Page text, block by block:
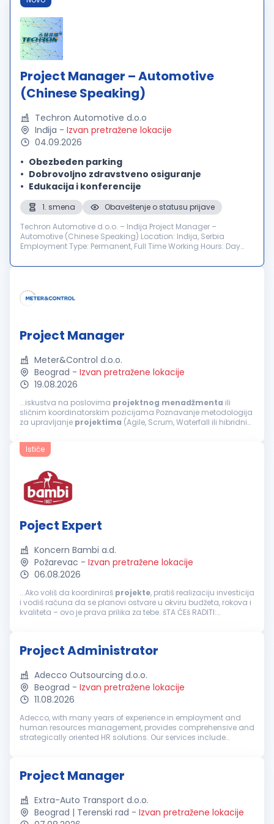
Project Manager – Automotive
(Chinese Speaking)
Techron Automotive d.o.o
Inđija - Izvan pretražene lokacije
04.09.2026
Obezbeđen parking
Dobrovoljno zdravstveno osiguranje
Edukacija i konferencije
1. smena
Obaveštenje o statusu prijave
Techron Automotive d.o.o. – Inđija Project Manager –
Automotive (Chinese Speaking) Location: Inđija, Serbia
Employment Type: Permanent, Full Time Working Hours: Day
About Us Techron Autom...
Project Manager
Meter&Control d.o.o.
Beograd - Izvan pretražene lokacije
19.08.2026
...iskustva na poslovima projektnog menadžmenta ili
sličnim koordinatorskim pozicijama Poznavanje metodologija
za upravljanje projektima (Agile, Scrum, Waterfall ili hibridni
prioritete i pažnju...
Ističe
Poject Expert
Koncern Bambi a.d.
Požarevac - Izvan pretražene lokacije
06.08.2026
...Ako voliš da koordiniraš projekte, pratiš realizaciju investicija
i vodiš računa da se planovi ostvare u okviru budžeta, rokova i
kvaliteta – ovo je prava prilika za tebe. šTA ĆEš RADITI:
Project Administrator
Adecco Outsourcing d.o.o.
Beograd - Izvan pretražene lokacije
11.08.2026
Adecco, with many years of experience in employment and
human resources management, provides comprehensive and
strategically oriented HR solutions. Our services include
Project Manager
Extra-Auto Transport d.o.o.
Beograd | Terenski rad - Izvan pretražene lokacije